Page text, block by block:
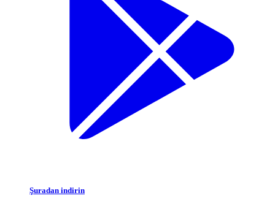
Şuradan indirin